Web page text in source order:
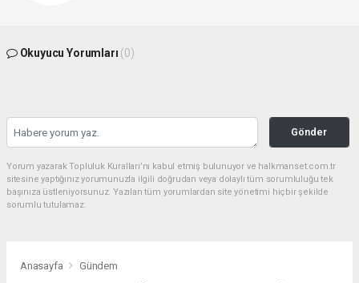
Okuyucu Yorumları (0)
Gönder
Yorum yazarak Topluluk Kuralları’nı kabul etmiş bulunuyor ve halkmanset.com.tr
sitesine yaptığınız yorumunuzla ilgili doğrudan veya dolaylı tüm sorumluluğu tek
başınıza üstleniyorsunuz. Yazılan tüm yorumlardan site yönetimi hiçbir şekilde
sorumlu tutulamaz.
Anasayfa Gündem